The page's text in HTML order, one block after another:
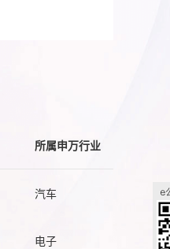
所属申万行业
汽车
电子